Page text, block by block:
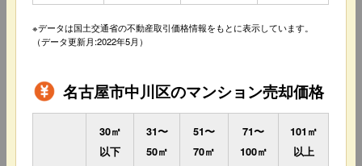
※データは国土交通省の不動産取引価格情報をもとに表示しています。
（データ更新月:2022年5月）
名古屋市中川区のマンション売却価格
30㎡
以下
31〜
50㎡
51〜
70㎡
71〜
100㎡
101㎡
以上